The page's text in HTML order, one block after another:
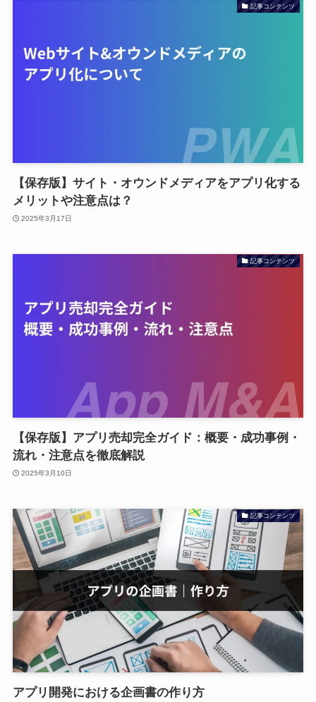
記事コンテンツ
【保存版】サイト・オウンドメディアをアプリ化する
メリットや注意点は？
2025年3月17日
記事コンテンツ
【保存版】アプリ売却完全ガイド：概要・成功事例・
流れ・注意点を徹底解説
2025年3月10日
記事コンテンツ
アプリ開発における企画書の作り方